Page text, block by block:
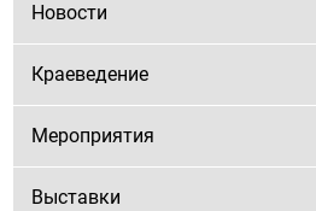
Новости
Краеведение
Мероприятия
Выставки